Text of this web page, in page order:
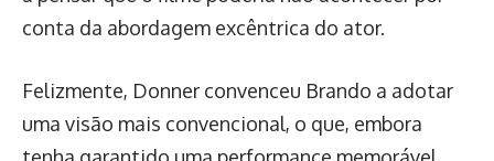
conta da abordagem excêntrica do ator.
Felizmente, Donner convenceu Brando a adotar
uma visão mais convencional, o que, embora